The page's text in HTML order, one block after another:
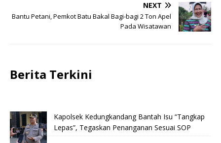
NEXT
Bantu Petani, Pemkot Batu Bakal Bagi-bagi 2 Ton Apel
Pada Wisatawan
Berita Terkini
Kapolsek Kedungkandang Bantah Isu “Tangkap
Lepas”, Tegaskan Penanganan Sesuai SOP